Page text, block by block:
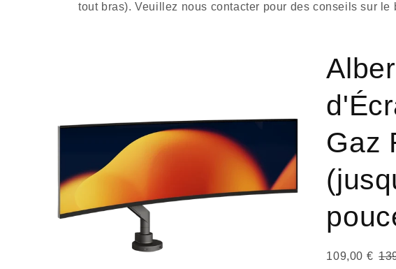
tout bras). Veuillez nous contacter pour des conseils sur le
Gaz
109,00 €